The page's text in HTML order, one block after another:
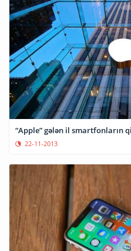
“Apple” gələn il smartfonların
22-11-2013